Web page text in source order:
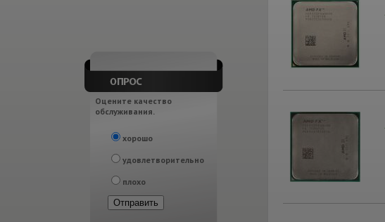
Оцените качество
обслуживания.
хорошо
удовлетворительно
плохо